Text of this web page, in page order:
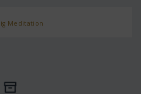
Meditation